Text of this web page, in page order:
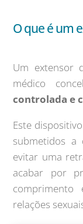
O que é um
Um extensor
médico
controlada e
Este
submetidos a
evitar uma
acabar por
relações